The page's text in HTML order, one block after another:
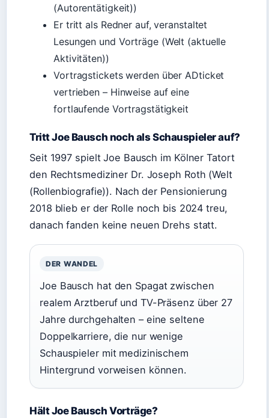
(Autorentätigkeit))
Er tritt als Redner auf, veranstaltet
Lesungen und Vorträge (Welt (aktuelle
Aktivitäten))
Vortragstickets werden über ADticket
vertrieben – Hinweise auf eine
fortlaufende Vortragstätigkeit
Tritt Joe Bausch noch als Schauspieler auf?
Seit 1997 spielt Joe Bausch im Kölner Tatort
den Rechtsmediziner Dr. Joseph Roth (Welt
(Rollenbiografie)). Nach der Pensionierung
2018 blieb er der Rolle noch bis 2024 treu,
danach fanden keine neuen Drehs statt.
DER WANDEL
Joe Bausch hat den Spagat zwischen
realem Arztberuf und TV-Präsenz über 27
Jahre durchgehalten – eine seltene
Doppelkarriere, die nur wenige
Schauspieler mit medizinischem
Hintergrund vorweisen können.
Hält Joe Bausch Vorträge?